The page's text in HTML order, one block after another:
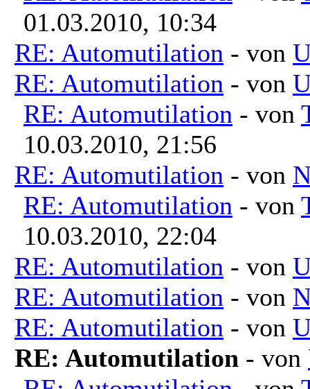
01.03.2010, 10:34
RE: Automutilation - von
RE: Automutilation - von
RE: Automutilation - von
10.03.2010, 21:56
RE: Automutilation - von
RE: Automutilation - von
10.03.2010, 22:04
RE: Automutilation - von
RE: Automutilation - von
RE: Automutilation - von
RE: Automutilation - von